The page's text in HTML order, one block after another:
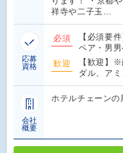
祥寺や二子玉…
応募
資格
必須
【必須要
ペア・男
歓迎
【歓迎】
ダル、ア
会社
概要
ホテルチェーン